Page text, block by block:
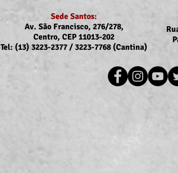
Recomposição do
Sede Santos:
Av. São Francisco, 276/278,
Centro, CEP 11013-202
Tel: (13) 3223-2377 / 3223-7768 (Cantina)